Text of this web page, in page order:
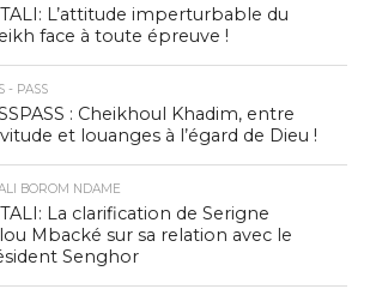
L’attitude imperturbable du
face à toute épreuve !
- PASS
: Cheikhoul Khadim, entre
et louanges à l’égard de Dieu !
BOROM NDAME
La clarification de Serigne
Mbacké sur sa relation avec le
Senghor